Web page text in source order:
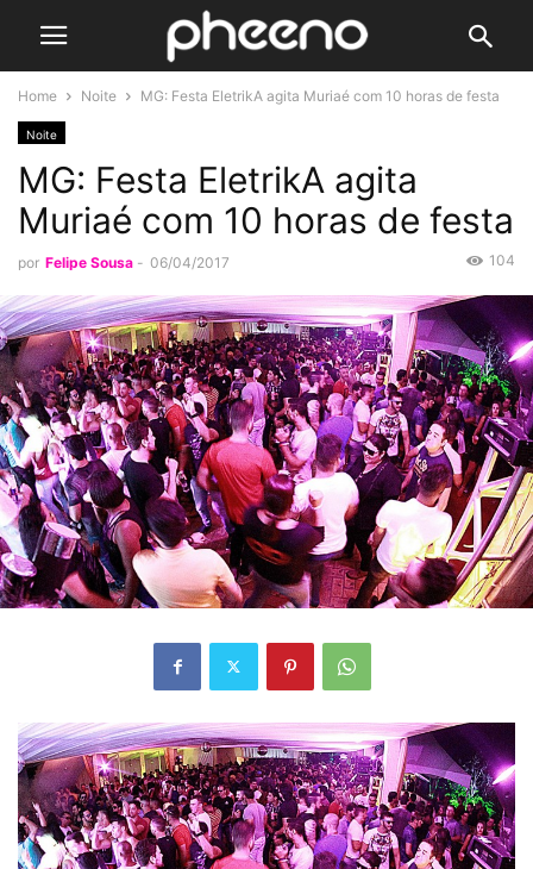
Home Noite MG: Festa EletrikA agita Muriaé com 10 horas de festa
Noite
MG: Festa EletrikA agita
Muriaé com 10 horas de festa
por Felipe Sousa - 06/04/2017 104